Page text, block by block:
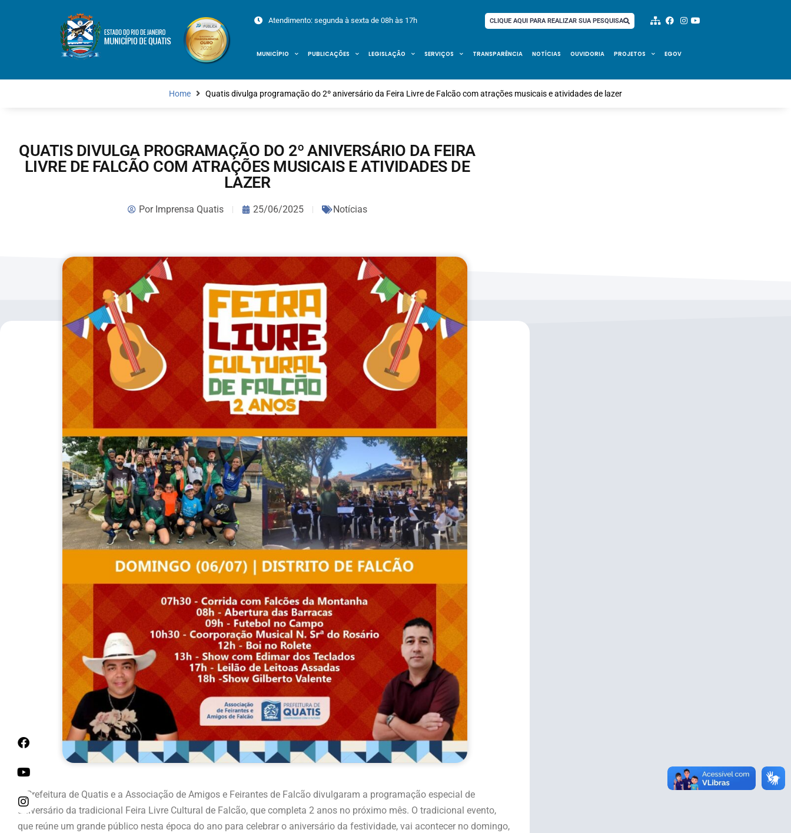
Atendimento: segunda à sexta de 08h às 17h CLIQUE AQUI PARA REALIZAR SUA PESQUISA
MUNICÍPIO PUBLICAÇÕES LEGISLAÇÃO SERVIÇOS TRANSPARÊNCIA NOTÍCIAS OUVIDORIA PROJETOS EGOV
Home Quatis divulga programação do 2º aniversário da Feira Livre de Falcão com atrações musicais e atividades de lazer
QUATIS DIVULGA PROGRAMAÇÃO DO 2º ANIVERSÁRIO DA FEIRA
LIVRE DE FALCÃO COM ATRAÇÕES MUSICAIS E ATIVIDADES DE
LAZER
PorImprensa Quatis 25/06/2025 Notícias
A Prefeitura de Quatis e a Associação de Amigos e Feirantes de Falcão divulgaram a programação especial de
aniversário da tradicional Feira Livre Cultural de Falcão, que completa 2 anos no próximo mês. O tradicional evento,
que reúne um grande público nesta época do ano para celebrar o aniversário da festividade, vai acontecer no domingo,